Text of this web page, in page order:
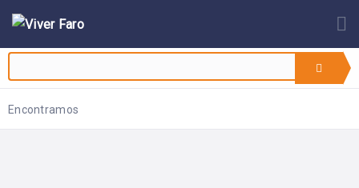
VIVER
FARO
A
INICIATIVA
FUNCIONA?
ADERIR!
SOU
FREGUÊS
COMERCIANTE
Encontramos